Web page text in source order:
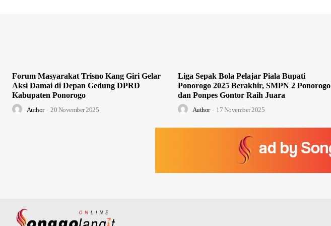
Forum Masyarakat Trisno Kang Giri Gelar
Aksi Damai di Depan Gedung DPRD
Kabupaten Ponorogo
Author - 20 November 2025
Liga Sepak Bola Pelajar Piala Bupati
Ponorogo 2025 Berakhir, SMPN 2 Ponorogo
dan Ponpes Gontor Raih Juara
Author - 17 November 2025